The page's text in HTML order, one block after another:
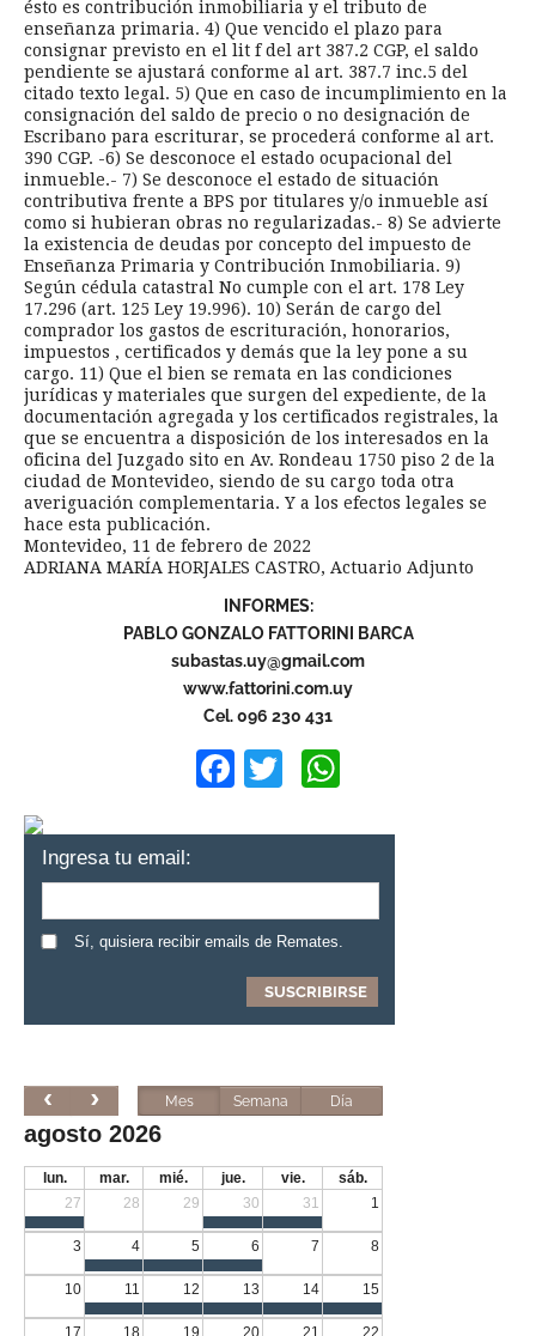
ésto es contribución inmobiliaria y el tributo de
enseñanza primaria. 4) Que vencido el plazo para
consignar previsto en el lit f del art 387.2 CGP, el saldo
pendiente se ajustará conforme al art. 387.7 inc.5 del
citado texto legal. 5) Que en caso de incumplimiento en la
consignación del saldo de precio o no designación de
Escribano para escriturar, se procederá conforme al art.
390 CGP. -6) Se desconoce el estado ocupacional del
inmueble.- 7) Se desconoce el estado de situación
contributiva frente a BPS por titulares y/o inmueble así
como si hubieran obras no regularizadas.- 8) Se advierte
la existencia de deudas por concepto del impuesto de
Enseñanza Primaria y Contribución Inmobiliaria. 9)
Según cédula catastral No cumple con el art. 178 Ley
17.296 (art. 125 Ley 19.996). 10) Serán de cargo del
comprador los gastos de escrituración, honorarios,
impuestos , certificados y demás que la ley pone a su
cargo. 11) Que el bien se remata en las condiciones
jurídicas y materiales que surgen del expediente, de la
documentación agregada y los certificados registrales, la
que se encuentra a disposición de los interesados en la
oficina del Juzgado sito en Av. Rondeau 1750 piso 2 de la
ciudad de Montevideo, siendo de su cargo toda otra
averiguación complementaria. Y a los efectos legales se
hace esta publicación.
Montevideo, 11 de febrero de 2022
ADRIANA MARÍA HORJALES CASTRO, Actuario Adjunto
INFORMES:
PABLO GONZALO FATTORINI BARCA
subastas.uy@gmail.com
www.fattorini.com.uy
Cel. 096 230 431
Facebook
Twitter
Ingresa tu email:
Sí, quisiera recibir emails de Remates.
Mes Semana Día
agosto 2026
lun. mar. mié. jue. vie.
sáb.
27
28 29 30 31 1
3 4 5 6 7 8
10 11 12 13 14 15